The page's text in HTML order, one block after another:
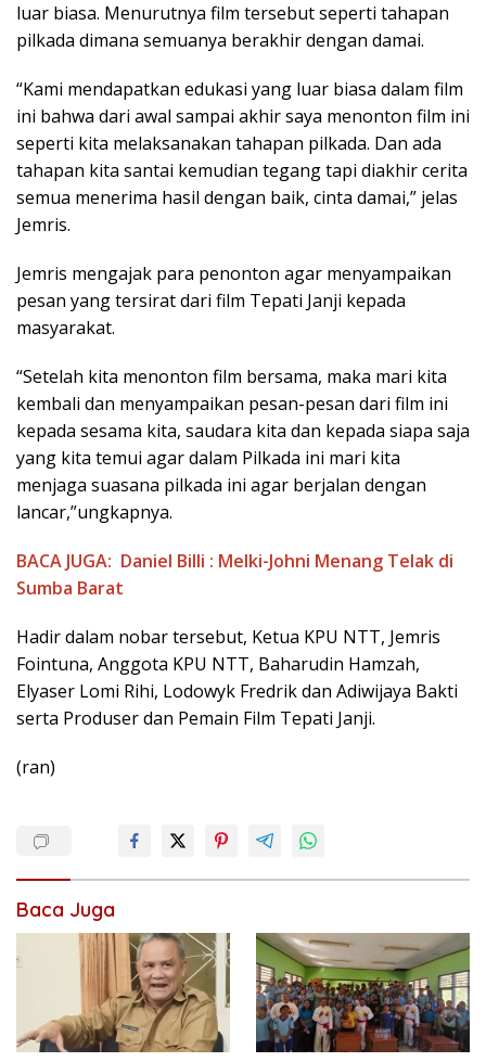
luar biasa. Menurutnya film tersebut seperti tahapan
pilkada dimana semuanya berakhir dengan damai.
“Kami mendapatkan edukasi yang luar biasa dalam film
ini bahwa dari awal sampai akhir saya menonton film ini
seperti kita melaksanakan tahapan pilkada. Dan ada
tahapan kita santai kemudian tegang tapi diakhir cerita
semua menerima hasil dengan baik, cinta damai,” jelas
Jemris.
Jemris mengajak para penonton agar menyampaikan
pesan yang tersirat dari film Tepati Janji kepada
masyarakat.
“Setelah kita menonton film bersama, maka mari kita
kembali dan menyampaikan pesan-pesan dari film ini
kepada sesama kita, saudara kita dan kepada siapa saja
yang kita temui agar dalam Pilkada ini mari kita
menjaga suasana pilkada ini agar berjalan dengan
lancar,”ungkapnya.
BACA JUGA: Daniel Billi : Melki-Johni Menang Telak di
Sumba Barat
Hadir dalam nobar tersebut, Ketua KPU NTT, Jemris
Fointuna, Anggota KPU NTT, Baharudin Hamzah,
Elyaser Lomi Rihi, Lodowyk Fredrik dan Adiwijaya Bakti
serta Produser dan Pemain Film Tepati Janji.
(ran)
Baca Juga